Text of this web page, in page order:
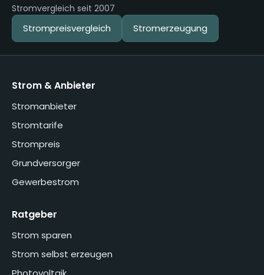
Stromvergleich seit 2007
Strompreisvergleich Stromerzeugung
Strom & Anbieter
Stromanbieter
Stromtarife
Strompreis
Grundversorger
Gewerbestrom
Ratgeber
Strom sparen
Strom selbst erzeugen